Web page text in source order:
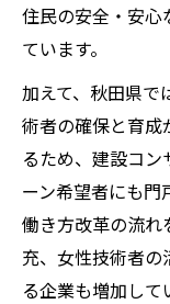
住民の安全・安心
ています。
加えて、秋田県で
術者の確保と育成
るため、建設コ
ーン希望者にも門
働き方改革の流れ
充、女性技術者
る企業も増加して